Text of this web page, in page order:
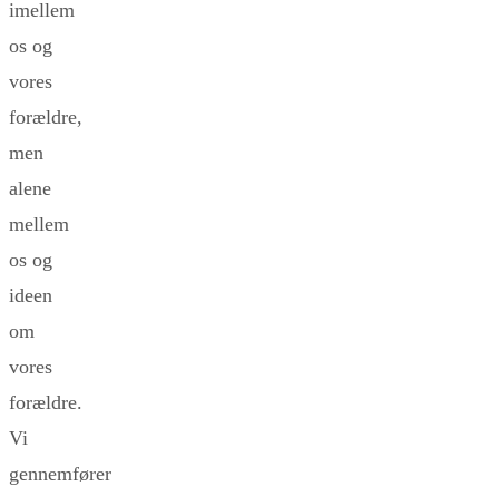
imellem
os og
vores
forældre,
men
alene
mellem
os og
ideen
om
vores
forældre.
Vi
gennemfører